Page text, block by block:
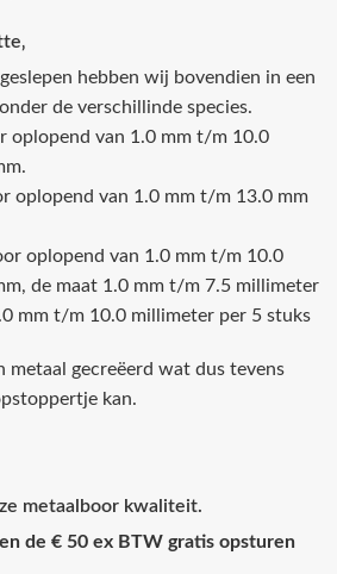
hebben wij bovendien in een
de verschillinde species.
oplopend van 1.0 mm t/m 10.0
oplopend van 1.0 mm t/m 13.0 mm
oplopend van 1.0 mm t/m 10.0
de maat 1.0 mm t/m 7.5 millimeter
mm t/m 10.0 millimeter per 5 stuks
metaal gecreëerd wat dus tevens
kan.
metaalboor kwaliteit.
de € 50 ex BTW gratis opsturen